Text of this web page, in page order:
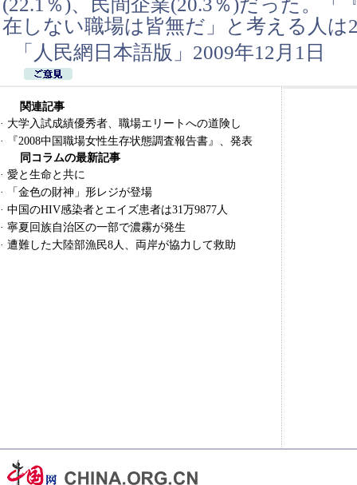
(22.1％)、民間企業(20.3％)だった。「
在しない職場は皆無だ」と考える人は
「人民網日本語版」2009年12月1日
関連記事
· 大学入試成績優秀者、職場エリートへの道険し
·
『2008中国職場女性生存状態調査報告書』、発表
同コラムの最新記事
· 愛と生命と共に
·
「金色の財神」形レジが登場
· 中国のHIV感染者とエイズ患者は31万9877人
· 寧夏回族自治区の一部で濃霧が発生
· 遭難した大陸部漁民8人、両岸が協力して救助